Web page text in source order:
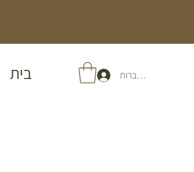
בית להתחברות